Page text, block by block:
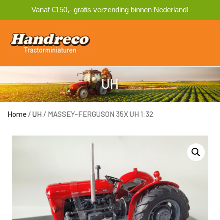
Vanaf €150,- gratis verzending binnen Nederland!
UH
Home /UH / MASSEY-FERGUSON 35X UH 1:32